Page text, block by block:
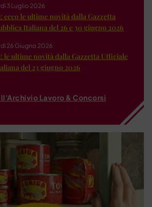
3 Luglio 2026
ecco le ultime novità dalla Gazzetta
Italiana del 26 e 30 giugno 2026
26 Giugno 2026
le ultime novità dalla Gazzetta Ufficiale
del 23 giugno 2026
Lavoro & Concorsi